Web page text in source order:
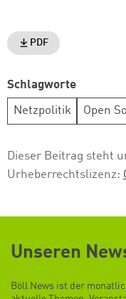
PDF
Schlagworte
Netzpolitik Open
Dieser Beitrag steht
Urheberrechtslizenz:
Unseren
Böll News ist der